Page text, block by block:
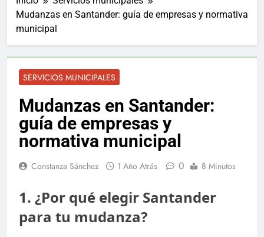
Mudanzas en Santander: guía de empresas y normativa
municipal
SERVICIOS MUNICIPALES
Mudanzas en Santander:
guía de empresas y
normativa municipal
Constanza Sánchez 1 Año Atrás 0 8 Minutos
1. ¿Por qué elegir Santander
para tu mudanza?